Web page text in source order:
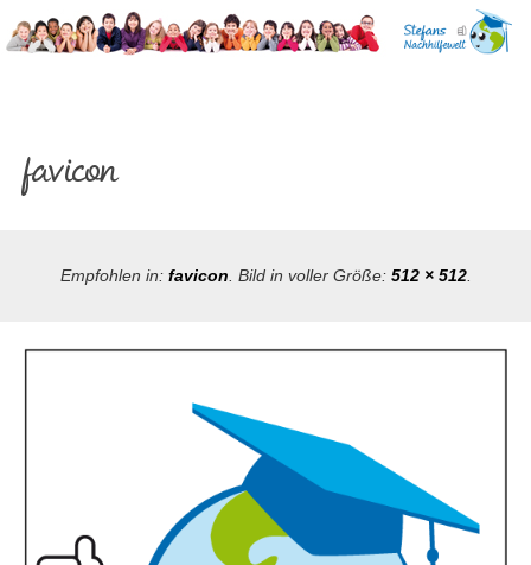
zum
Inhalt
Gehe
zur
– NACHHILFE IN
favicon
Empfohlen in: favicon . Bild in voller Größe: 512 × 512.